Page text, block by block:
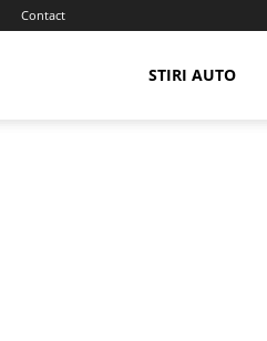
Contact
STIRI AUTO